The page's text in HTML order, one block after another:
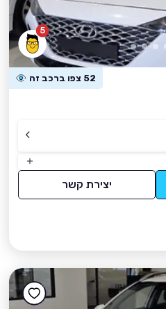
5
52 צפו ברכב זה
יצירת קשר